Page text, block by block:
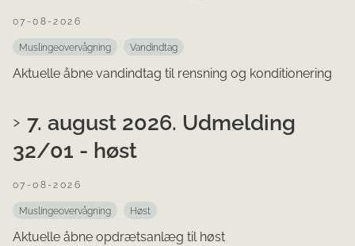
07-08-2026
Muslingeovervågning Vandindtag
Aktuelle åbne vandindtag til rensning og konditionering
7. august 2026. Udmelding
32/01 - høst
07-08-2026
Muslingeovervågning Høst
Aktuelle åbne opdrætsanlæg til høst